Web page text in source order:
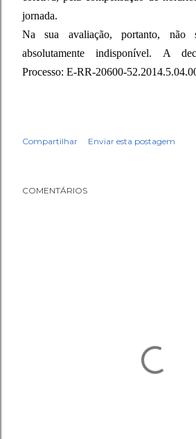
jornada.
Na sua avaliação, portanto, não
absolutamente indisponível. A
Processo: E-RR-20600-
Compartilhar Enviar esta postagem
COMENTÁRIOS